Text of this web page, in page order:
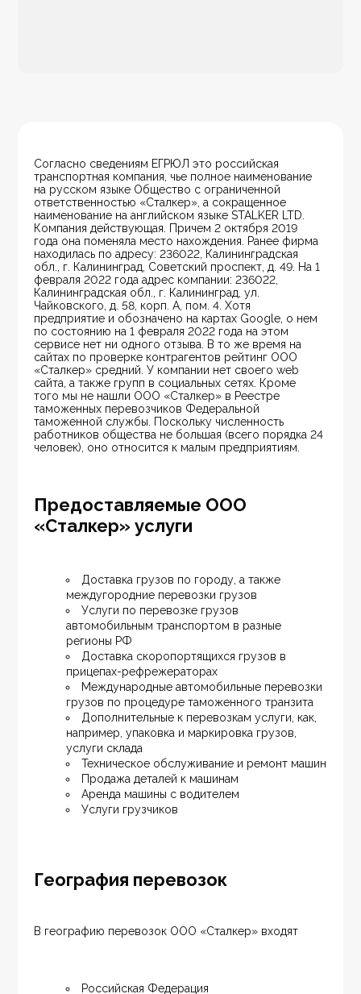
Согласно сведениям ЕГРЮЛ это российская
транспортная компания, чье полное наименование
на русском языке Общество с ограниченной
ответственностью «Сталкер», а сокращенное
наименование на английском языке STALKER LTD.
Компания действующая. Причем 2 октября 2019
года она поменяла место нахождения. Ранее фирма
находилась по адресу: 236022, Калининградская
обл., г. Калининград, Советский проспект, д. 49. На 1
февраля 2022 года адрес компании: 236022,
Калининградская обл., г. Калининград, ул.
Чайковского, д. 58, корп. А, пом. 4. Хотя
предприятие и обозначено на картах Google, о нем
по состоянию на 1 февраля 2022 года на этом
сервисе нет ни одного отзыва. В то же время на
сайтах по проверке контрагентов рейтинг ООО
«Сталкер» средний. У компании нет своего web
сайта, а также групп в социальных сетях. Кроме
того мы не нашли ООО «Сталкер» в Реестре
таможенных перевозчиков Федеральной
таможенной службы. Поскольку численность
работников общества не большая (всего порядка 24
человек), оно относится к малым предприятиям.
Предоставляемые ООО
«Сталкер» услуги
Доставка грузов по городу, а также
междугородние перевозки грузов
Услуги по перевозке грузов
автомобильным транспортом в разные
регионы РФ
Доставка скоропортящихся грузов в
прицепах-рефрежераторах
Международные автомобильные перевозки
грузов по процедуре таможенного транзита
Дополнительные к перевозкам услуги, как,
например, упаковка и маркировка грузов,
услуги склада
Техническое обслуживание и ремонт машин
Продажа деталей к машинам
Аренда машины с водителем
Услуги грузчиков
География перевозок
В географию перевозок ООО «Сталкер» входят
Российская Федерация